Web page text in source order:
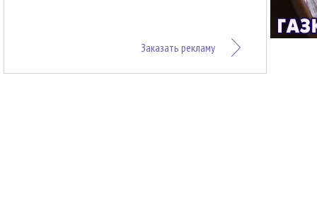
Заказать рекламу